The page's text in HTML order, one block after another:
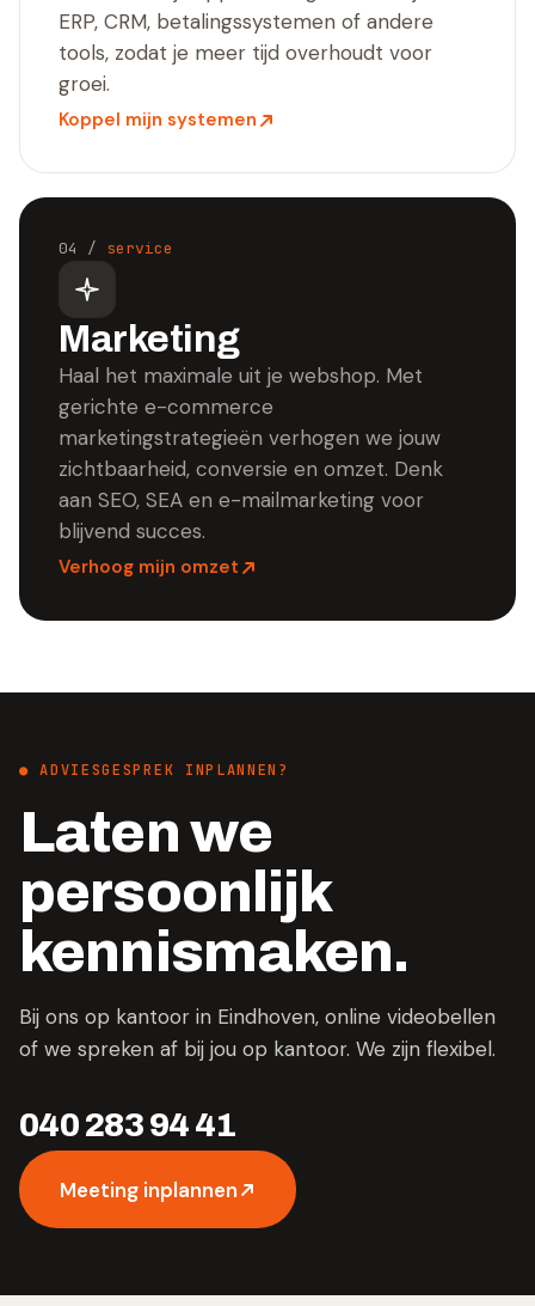
ERP, CRM, betalingssystemen of andere
tools, zodat je meer tijd overhoudt voor
groei.
Koppel mijn systemen
04 / service
Marketing
Haal het maximale uit je webshop. Met
gerichte e-commerce
marketingstrategieën verhogen we jouw
zichtbaarheid, conversie en omzet. Denk
aan SEO, SEA en e-mailmarketing voor
blijvend succes.
Verhoog mijn omzet
● ADVIESGESPREK INPLANNEN?
Laten we
persoonlijk
kennismaken.
Bij ons op kantoor in Eindhoven, online videobellen
of we spreken af bij jou op kantoor. We zijn flexibel.
040 283 94 41
Meeting inplannen